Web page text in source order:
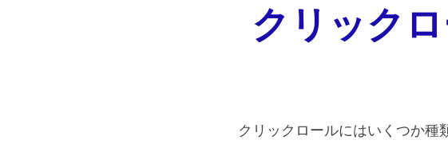
クリック
クリックロールにはいくつか種